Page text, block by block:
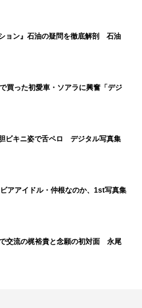
川島明
ション』石油の疑問を徹底解剖 石油
買った初愛車・ソアラに興奮「デジ
ビキニ姿で舌ペロ デジタル写真集
アアイドル・仲根なのか、1st写真集
交流の梶裕貴と念願の初対面 永尾